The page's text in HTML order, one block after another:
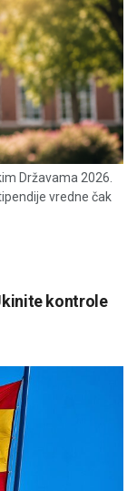
Državama 2026.
vredne čak
kontrole